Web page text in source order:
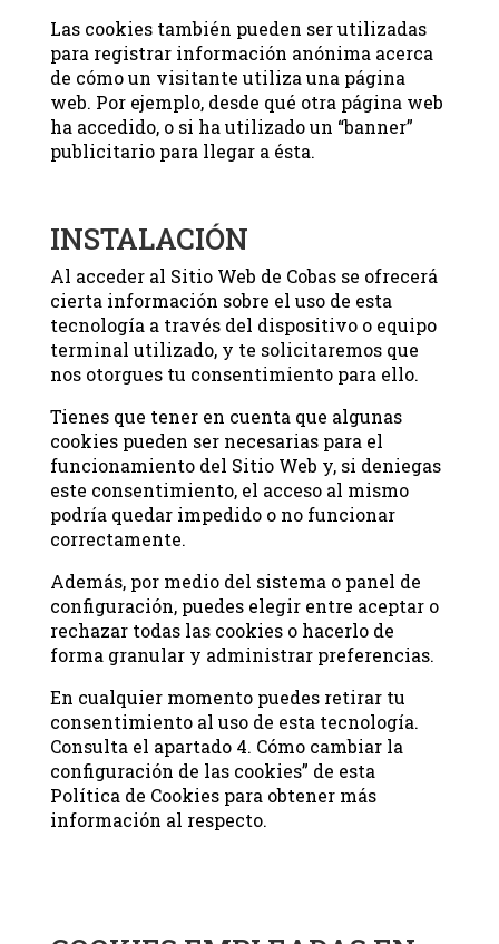
Las cookies también pueden ser utilizadas
para registrar información anónima acerca
de cómo un visitante utiliza una página
web. Por ejemplo, desde qué otra página web
ha accedido, o si ha utilizado un “banner”
publicitario para llegar a ésta.
INSTALACIÓN
Al acceder al Sitio Web de Cobas se ofrecerá
cierta información sobre el uso de esta
tecnología a través del dispositivo o equipo
terminal utilizado, y te solicitaremos que
nos otorgues tu consentimiento para ello.
Tienes que tener en cuenta que algunas
cookies pueden ser necesarias para el
funcionamiento del Sitio Web y, si deniegas
este consentimiento, el acceso al mismo
podría quedar impedido o no funcionar
correctamente.
Además, por medio del sistema o panel de
configuración, puedes elegir entre aceptar o
rechazar todas las cookies o hacerlo de
forma granular y administrar preferencias.
En cualquier momento puedes retirar tu
consentimiento al uso de esta tecnología.
Consulta el apartado 4. Cómo cambiar la
configuración de las cookies” de esta
Política de Cookies para obtener más
información al respecto.